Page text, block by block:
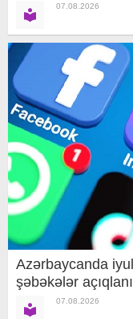
07.08.2026
Azərbaycanda
şəbəkələr
07.08.2026